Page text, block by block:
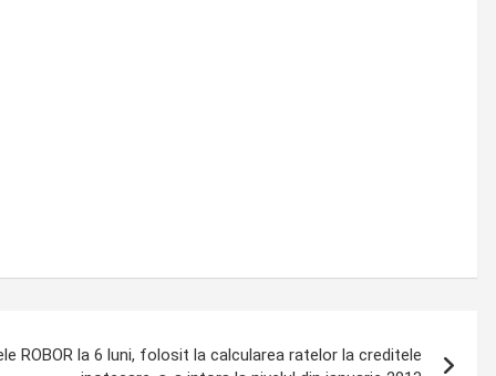
ROBOR la 6 luni, folosit la calcularea ratelor la creditele